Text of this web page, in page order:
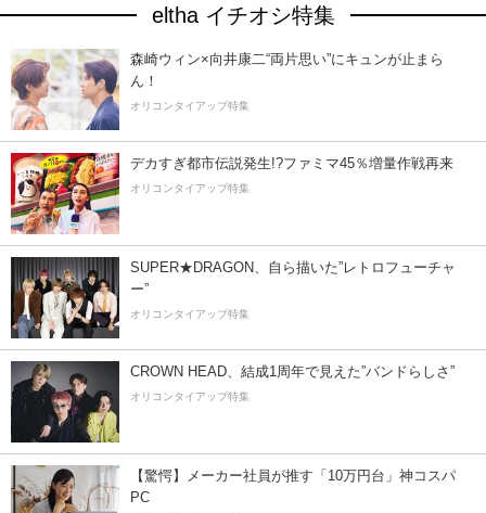
eltha イチオシ特集
森崎ウィン×向井康二“両片思い”にキュンが止まら
ん！
オリコンタイアップ特集
デカすぎ都市伝説発生!?ファミマ45％増量作戦再来
オリコンタイアップ特集
SUPER★DRAGON、自ら描いた”レトロフューチャ
ー”
オリコンタイアップ特集
CROWN HEAD、結成1周年で見えた”バンドらしさ”
オリコンタイアップ特集
【驚愕】メーカー社員が推す「10万円台」神コスパ
PC